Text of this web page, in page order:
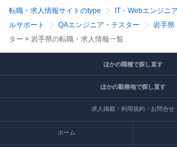
転職・求人情報サイトのtype IT・Webエンジニア
ルサポート
QAエンジニア・テスター 岩手県
ター × 岩手県の転職・求人情報一覧
ほかの職種で探し直す
ほかの勤務地で探し直す
求人掲載・利用規約・お問合せ
ホーム